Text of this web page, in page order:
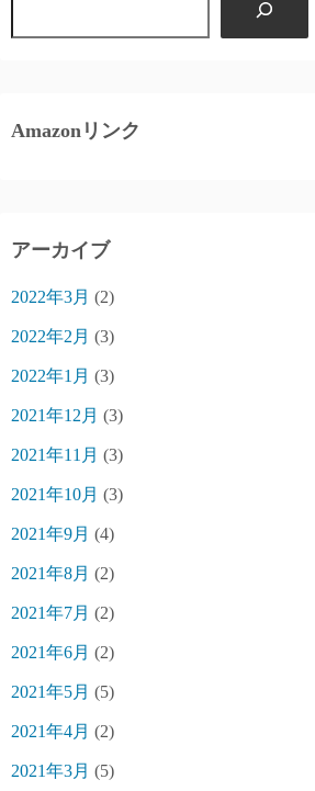
Amazonリンク
アーカイブ
2022年3月 (2)
2022年2月 (3)
2022年1月 (3)
2021年12月 (3)
2021年11月 (3)
2021年10月 (3)
2021年9月 (4)
2021年8月 (2)
2021年7月 (2)
2021年6月 (2)
2021年5月 (5)
2021年4月 (2)
2021年3月 (5)